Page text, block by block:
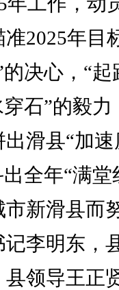
2025年目
决心，“
石”的毅
滑县“加
全年“满
新滑县而
李明东，
领导王正